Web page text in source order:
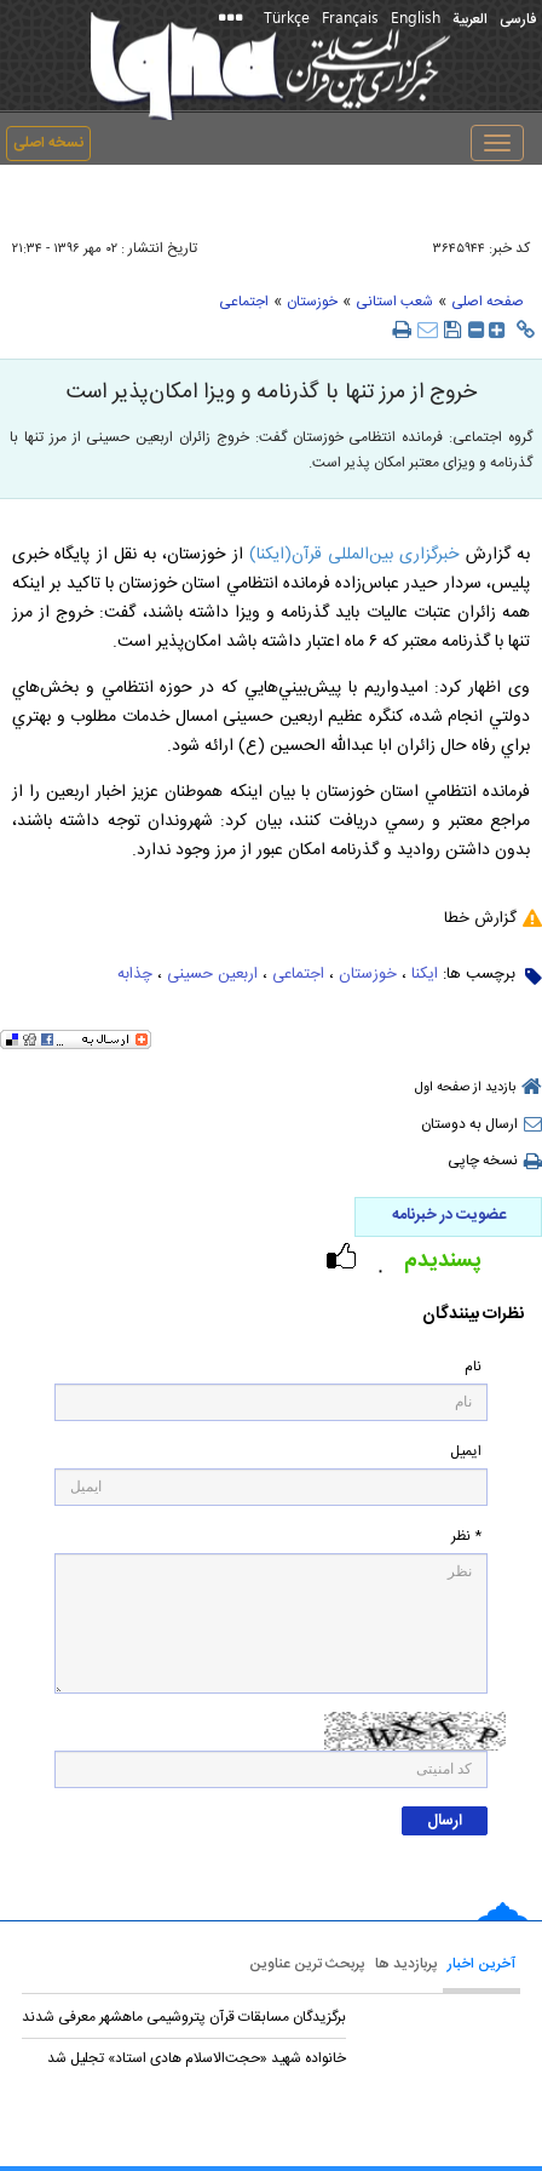
فارسی العربیة English
Français
Türkçe
نسخه اصلی
Toggle
navigation
کد خبر: ۳۶۴۵۹۴۴ تاریخ انتشار : ۰۲ مهر ۱۳۹۶ - ۲۱:۳۴
صفحه اصلی » شعب استانی » خوزستان » اجتماعی
خروج از مرز تنها با گذرنامه و ويزا امكان‌پذير است
گروه اجتماعی: فرمانده انتظامی خوزستان گفت: خروج زائران اربعین حسینی از مرز تنها با
گذرنامه و ويزای معتبر امكان پذير است.
به گزارشخبرگزاری بین‌المللی قرآن(ایکنا) از خوزستان، به نقل از پایگاه خبری
پلیس، سردار حیدر عباس‌زاده فرمانده انتظامي استان خوزستان با تاکيد بر اينکه
همه زائران عتبات عالیات بايد گذرنامه و ويزا داشته باشند، گفت: خروج از مرز
تنها با گذرنامه معتبر که ۶ ماه اعتبار داشته باشد امکان‌پذير است.
وی اظهار کرد: اميدواريم با پيش‌بيني‌هايي که در حوزه انتظامي و بخش‌هاي
دولتي انجام شده، کنگره عظیم اربعين حسینی امسال خدمات مطلوب و بهتري
براي رفاه حال زائران ابا عبدالله الحسين (ع) ارائه شود.
فرمانده انتظامي استان خوزستان با بيان اينکه هموطنان عزیز اخبار اربعين را از
مراجع معتبر و رسمي دريافت کنند، بیان کرد: شهروندان توجه داشته باشند،
بدون داشتن رواديد و گذرنامه امکان عبور از مرز وجود ندارد.
گزارش خطا
برچسب ها: ایکنا ، خوزستان ، اجتماعی ، اربعین حسینی ، چذابه
بازدید از صفحه اول
ارسال به دوستان
نسخه چاپی
عضویت در خبرنامه
۰ پسندیدم
نظرات بینندگان
نام
ایمیل
* نظر
آخرین اخبار پربازدید ها پربحث ترین عناوین
برگزیدگان مسابقات قرآن پتروشیمی ماهشهر معرفی شدند
خانواده شهید «حجت‌الاسلام هادی استاد» تجلیل شد